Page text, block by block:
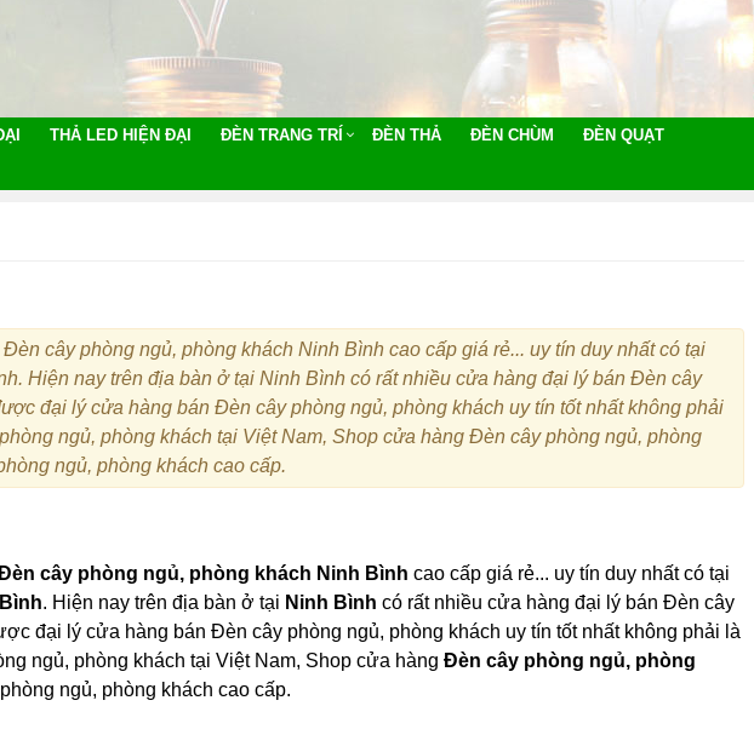
THẢ LED HIỆN ĐẠI ĐÈN TRANG TRÍ ĐÈN THẢ ĐÈN CHÙM
ĐÈN QUẠT
cây phòng ngủ, phòng khách Ninh Bình cao cấp giá rẻ... uy tín duy nhất có tại
Hiện nay trên địa bàn ở tại Ninh Bình có rất nhiều cửa hàng đại lý bán Đèn cây
đại lý cửa hàng bán Đèn cây phòng ngủ, phòng khách uy tín tốt nhất không phải
ngủ, phòng khách tại Việt Nam, Shop cửa hàng Đèn cây phòng ngủ, phòng
ngủ, phòng khách cao cấp.
cây phòng ngủ, phòng khách Ninh Bình cao cấp giá rẻ... uy tín duy nhất có tại
. Hiện nay trên địa bàn ở tại Ninh Bình có rất nhiều cửa hàng đại lý bán Đèn cây
đại lý cửa hàng bán Đèn cây phòng ngủ, phòng khách uy tín tốt nhất không phải là
ngủ, phòng khách tại Việt Nam, Shop cửa hàng Đèn cây phòng ngủ, phòng
ngủ, phòng khách cao cấp.